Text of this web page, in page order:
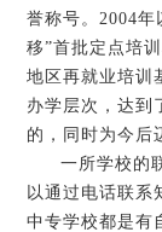
誉称号。2004
移”首批定点培
地区再就业培训
办学层次，达到
的，同时为今后
一所学校的
以通过电话联系
中专学校都是有